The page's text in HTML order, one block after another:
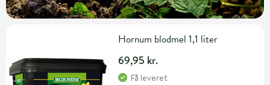
Hornum blodmel 1,1 liter
69,95 kr.
Få leveret